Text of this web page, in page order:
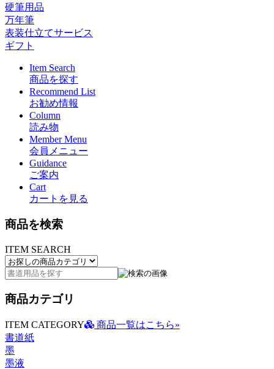
硬筆用品
万年筆
表装仕立てサービス
ギフト
Item Search
商品を探す
Recommend List
お勧め情報
Column
読み物
Member Menu
会員メニュー
Guidance
ご案内
Cart
カートを見る
商品を検索
ITEM SEARCH
商品カテゴリ
ITEM CATEGORY
商品一覧はこちら»
書道紙
墨
墨液